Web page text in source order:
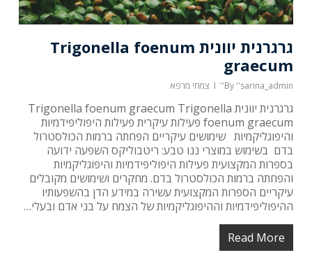
גרגרנית יוונית Trigonella foenum
graecum
By ''sarina_admin'' צמחי מרפא
גרגרנית יוונית Trigonella foenum graecum Trigonella
foenum graecum פעילות עיקרית פעילות היפוליפידמיות
והיפוגליקמיות שימושים עיקריים הפחתה ברמות הכולסטרול
בדם בשימוש במוצרי ננו טבע: ריטבוליקס השפעה ידועה
בספרות המקצועית פעילות היפוליפידמיות והיפוגליקמיות
והפחתה ברמות הכולסטרול בדם. מחקרים ושימושים מקובלים
עיקריים הספרות המקצועית עשירה במידע הדן בהשפעותיו
ההיפוליפידמיות וההיפוגליקמיות של הצמח על בני אדם ובעלי…
Read More